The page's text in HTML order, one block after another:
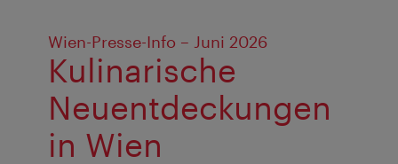
Wien-Presse-Info – Juni 2026
Kulinarische
Neuentdeckungen
in Wien